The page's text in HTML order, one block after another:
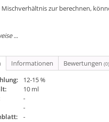
zur berechnen,
...
Informationen Bewertungen (0)
12-15 %
10 ml
-
-
-